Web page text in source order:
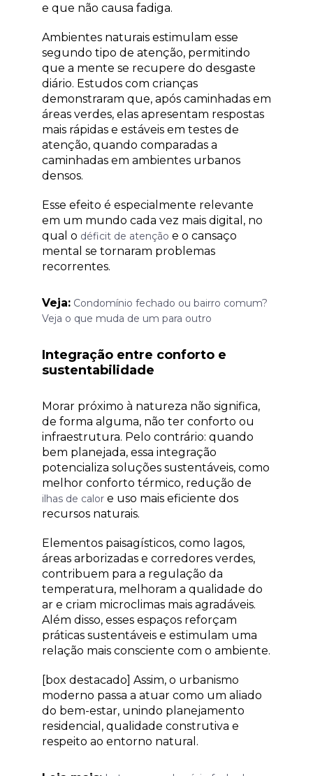
e que não causa fadiga.
Ambientes naturais estimulam esse
segundo tipo de atenção, permitindo
que a mente se recupere do desgaste
diário. Estudos com crianças
demonstraram que, após caminhadas em
áreas verdes, elas apresentam respostas
mais rápidas e estáveis em testes de
atenção, quando comparadas a
caminhadas em ambientes urbanos
densos.
Esse efeito é especialmente relevante
em um mundo cada vez mais digital, no
qual o déficit de atenção e o cansaço
mental se tornaram problemas
recorrentes.
Veja: Condomínio fechado ou bairro comum?
Veja o que muda de um para outro
Integração entre conforto e
sustentabilidade
Morar próximo à natureza não significa,
de forma alguma, não ter conforto ou
infraestrutura. Pelo contrário: quando
bem planejada, essa integração
potencializa soluções sustentáveis, como
melhor conforto térmico, redução de
ilhas de calor e uso mais eficiente dos
recursos naturais.
Elementos paisagísticos, como lagos,
áreas arborizadas e corredores verdes,
contribuem para a regulação da
temperatura, melhoram a qualidade do
ar e criam microclimas mais agradáveis.
Além disso, esses espaços reforçam
práticas sustentáveis e estimulam uma
relação mais consciente com o ambiente.
[box destacado] Assim, o urbanismo
moderno passa a atuar como um aliado
do bem-estar, unindo planejamento
residencial, qualidade construtiva e
respeito ao entorno natural.